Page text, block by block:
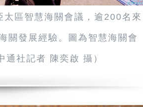
區智慧海關會議，逾200名來
關發展經驗。圖為智慧海關會
通社記者 陳奕啟 攝）